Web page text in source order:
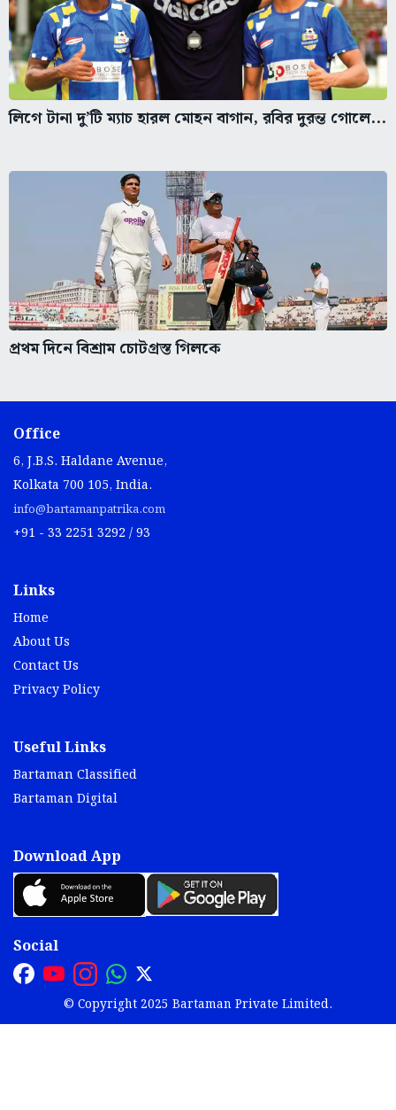
লিগে টানা দু’টি ম্যাচ হারল মোহন বাগান, রবির দুরন্ত গোলে...
প্রথম দিনে বিশ্রাম চোটগ্রস্ত গিলকে
Office
6, J.B.S. Haldane Avenue,
Kolkata 700 105, India.
info@bartamanpatrika.com
+91 - 33 2251 3292 / 93
Links
Home
About Us
Contact Us
Privacy Policy
Useful Links
Bartaman Classified
Bartaman Digital
Download App
Social
© Copyright 2025 Bartaman Private Limited.